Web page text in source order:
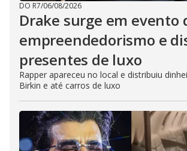
DO R7/06/08/2026
Drake surge em evento
empreendedorismo e
presentes de luxo
Rapper apareceu no local e distribuiu
Birkin e até carros de luxo